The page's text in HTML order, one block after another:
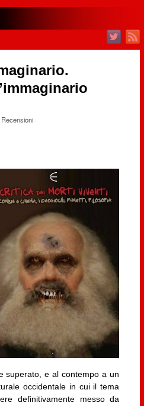
Recensioni·
superato, e al contempo a un
occidentale in cui il tema
definitivamente messo da